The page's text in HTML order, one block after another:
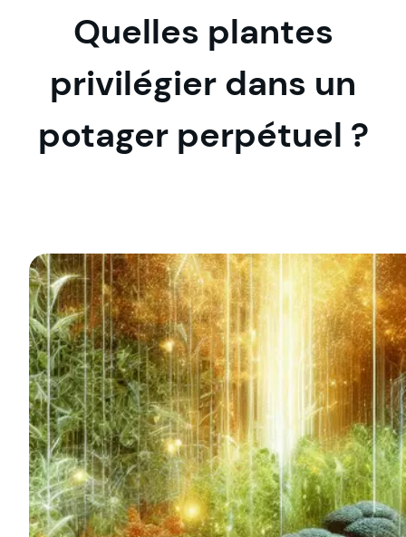
Quelles plantes
privilégier dans un
potager perpétuel ?